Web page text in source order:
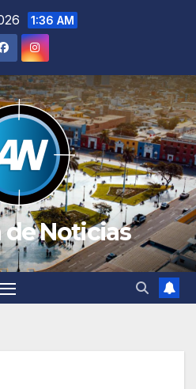
1:36 AM
Noticias